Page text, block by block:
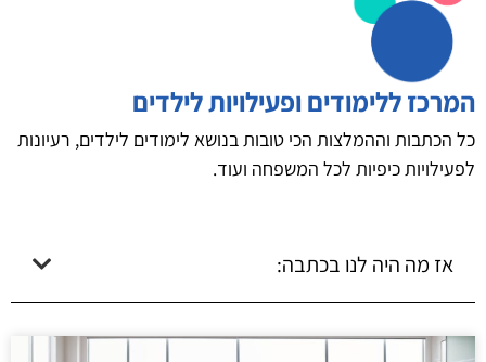
המרכז ללימודים ופעילויות לילדים
כל הכתבות וההמלצות הכי טובות בנושא לימודים לילדים, רעיונות
לפעילויות כיפיות לכל המשפחה ועוד.
אז מה היה לנו בכתבה: